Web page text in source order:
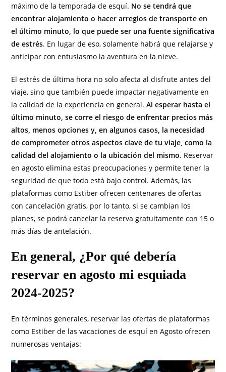
máximo de la temporada de esquí. No se tendrá que
encontrar alojamiento o hacer arreglos de transporte en
el último minuto, lo que puede ser una fuente significativa
de estrés. En lugar de eso, solamente habrá que relajarse y
anticipar con entusiasmo la aventura en la nieve.
El estrés de última hora no solo afecta al disfrute antes del
viaje, sino que también puede impactar negativamente en
la calidad de la experiencia en general.Al esperar hasta el
último minuto, se corre el riesgo de enfrentar precios más
altos, menos opciones y, en algunos casos, la necesidad
de comprometer otros aspectos clave de tu viaje, como la
calidad del alojamiento o la ubicación del mismo. Reservar
en agosto elimina estas preocupaciones y permite tener la
seguridad de que todo está bajo control. Además, las
plataformas como Estiber ofrecen centenares de ofertas
con cancelación gratis, por lo tanto, si se cambian los
planes, se podrá cancelar la reserva gratuitamente con 15 o
más días de antelación.
En general, ¿Por qué debería
reservar en agosto mi esquiada
2024-2025?
En términos generales, reservar las ofertas de plataformas
como Estiber de las vacaciones de esquí en Agosto ofrecen
numerosas ventajas: